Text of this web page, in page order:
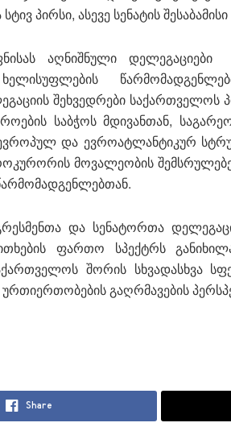
პირსი, ასევე სენატის
აღნიშნული დელეგაციები
შეხვედრები საქართველოს
საბჭოს მდივანთან,
და ევროატლანტიკურ
მოვალეობის
და სენატორთა
ფართო სპექტრს
შორის სხვადასხვა
გაღრმავების
Share